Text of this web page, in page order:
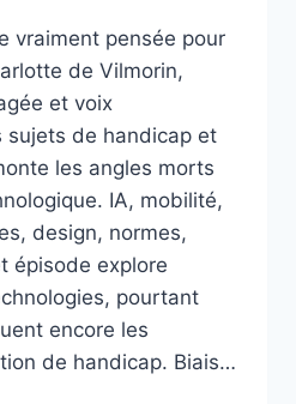
vraiment pensée pour
de Vilmorin,
et voix
sujets de handicap et
les angles morts
IA, mobilité,
design, normes,
épisode explore
pourtant
encore les
de handicap. Biais…